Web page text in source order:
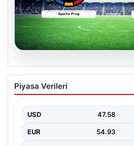
(Özet) Sparta Prag –
Maçı Özeti ve Tüm
Piyasa Verileri
USD 47.58
EUR 54.93